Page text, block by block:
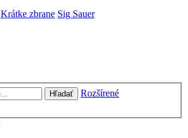
Krátke zbrane Sig Sauer
Hľadať
Rozšírené